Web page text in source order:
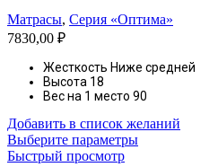
Матрасы, Серия «Оптима»
7830,00 ₽
Жесткость Ниже средней
Высота 18
Вес на 1 место 90
Добавить в список желаний
Выберите параметрыЭтот
Быстрый просмотр